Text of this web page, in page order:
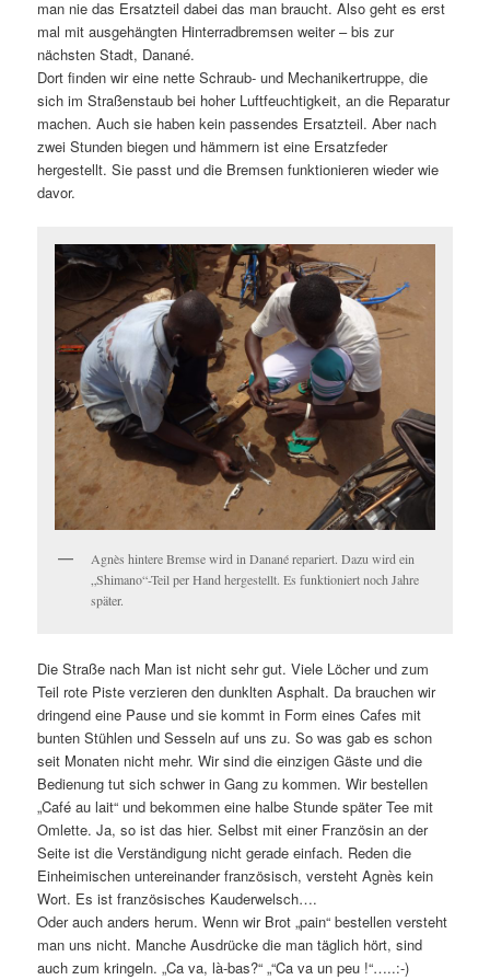
man nie das Ersatzteil dabei das man braucht. Also geht es erst
mal mit ausgehängten Hinterradbremsen weiter – bis zur
nächsten Stadt, Danané.
Dort finden wir eine nette Schraub- und Mechanikertruppe, die
sich im Straßenstaub bei hoher Luftfeuchtigkeit, an die Reparatur
machen. Auch sie haben kein passendes Ersatzteil. Aber nach
zwei Stunden biegen und hämmern ist eine Ersatzfeder
hergestellt. Sie passt und die Bremsen funktionieren wieder wie
davor.
Agnès hintere Bremse wird in Danané repariert. Dazu wird ein
„Shimano“-Teil per Hand hergestellt. Es funktioniert noch Jahre
später.
Die Straße nach Man ist nicht sehr gut. Viele Löcher und zum
Teil rote Piste verzieren den dunklten Asphalt. Da brauchen wir
dringend eine Pause und sie kommt in Form eines Cafes mit
bunten Stühlen und Sesseln auf uns zu. So was gab es schon
seit Monaten nicht mehr. Wir sind die einzigen Gäste und die
Bedienung tut sich schwer in Gang zu kommen. Wir bestellen
„Café au lait“ und bekommen eine halbe Stunde später Tee mit
Omlette. Ja, so ist das hier. Selbst mit einer Französin an der
Seite ist die Verständigung nicht gerade einfach. Reden die
Einheimischen untereinander französisch, versteht Agnès kein
Wort. Es ist französisches Kauderwelsch….
Oder auch anders herum. Wenn wir Brot „pain“ bestellen versteht
man uns nicht. Manche Ausdrücke die man täglich hört, sind
auch zum kringeln. „Ca va, là-bas?“ „“Ca va un peu !“…..:-)